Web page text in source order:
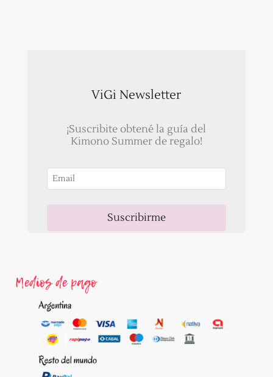
ViGi Newsletter
¡Suscribite obtené la guía del
Kimono Summer de regalo!
Suscribirme
Medios de pago